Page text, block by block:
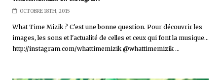
OCTOBRE 18TH, 2015
What Time Mizik ? C'est une bonne question. Pour découvrir les
images, les sons et l'actualité de celles et ceux qui font la musique...
http://instagram.com/whattimemizik @whattimemizik ...